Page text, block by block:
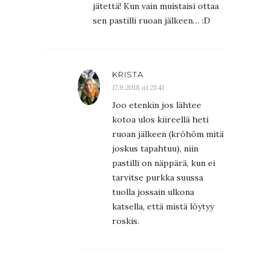
jätettä! Kun vain muistaisi ottaa
sen pastilli ruoan jälkeen… :D
KRISTA
17.9.2018 at 21:41
Joo etenkin jos lähtee
kotoa ulos kiireellä heti
ruoan jälkeen (kröhöm mitä
joskus tapahtuu), niin
pastilli on näppärä, kun ei
tarvitse purkka suussa
tuolla jossain ulkona
katsella, että mistä löytyy
roskis.